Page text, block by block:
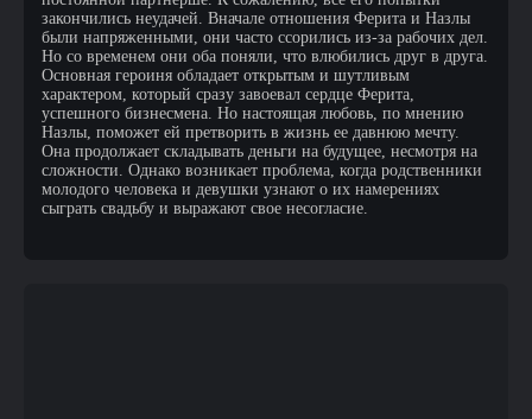
закончились неудачей. Вначале отношения Ферита и Назлы
были напряженными, они часто ссорились из-за рабочих дел.
Но со временем они оба поняли, что влюбились друг в друга.
Основная героиня обладает открытым и шутливым
характером, который сразу завоевал сердце Ферита,
успешного бизнесмена. Но настоящая любовь, по мнению
Назлы, поможет ей претворить в жизнь ее давнюю мечту.
Она продолжает складывать деньги на будущее, несмотря на
сложности. Однако возникает проблема, когда родственники
молодого человека и девушки узнают о их намерениях
сыграть свадьбу и выражают свое несогласие.